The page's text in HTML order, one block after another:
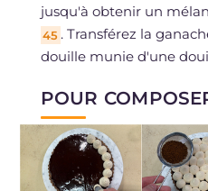
jusqu'à obtenir un
45 . Transférez la
douille munie d'une
POUR